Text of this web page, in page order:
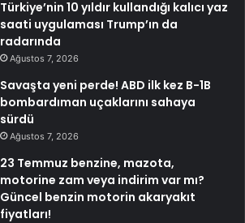
Türkiye’nin 10 yıldır kullandığı kalıcı yaz
saati uygulaması Trump’ın da
radarında
Ağustos 7, 2026
Savaşta yeni perde! ABD ilk kez B-1B
bombardıman uçaklarını sahaya
sürdü
Ağustos 7, 2026
23 Temmuz benzine, mazota,
motorine zam veya indirim var mı?
Güncel benzin motorin akaryakıt
fiyatları!